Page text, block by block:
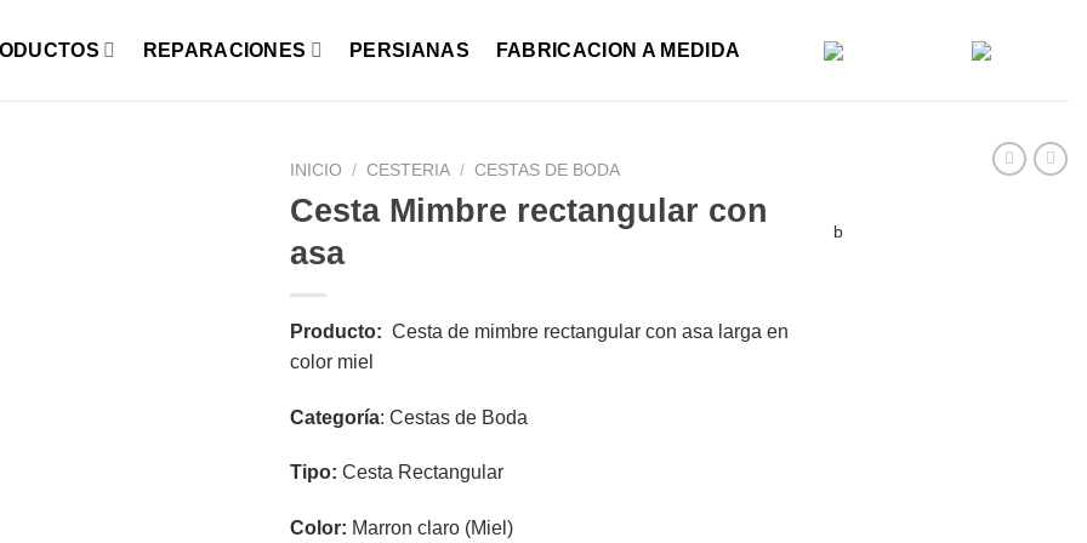
REPARACIONES PERSIANAS FABRICACION A MEDIDA
INICIO / CESTERIA / CESTAS DE BODA
Cesta Mimbre rectangular con
asa
Producto: Cesta de mimbre rectangular con asa larga en
color miel
Categoría: Cestas de Boda
Tipo: Cesta Rectangular
Color: Marron claro (Miel)
b